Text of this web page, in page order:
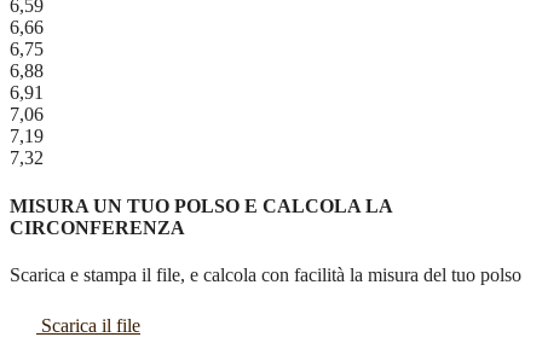
6,59
6,66
6,75
6,88
6,91
7,06
7,19
7,32
MISURA UN TUO POLSO E CALCOLA LA
CIRCONFERENZA
Scarica e stampa il file, e calcola con facilità la misura del tuo polso
Scarica il file